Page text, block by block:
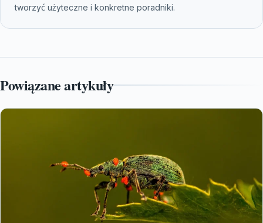
tworzyć użyteczne i konkretne poradniki.
Powiązane artykuły